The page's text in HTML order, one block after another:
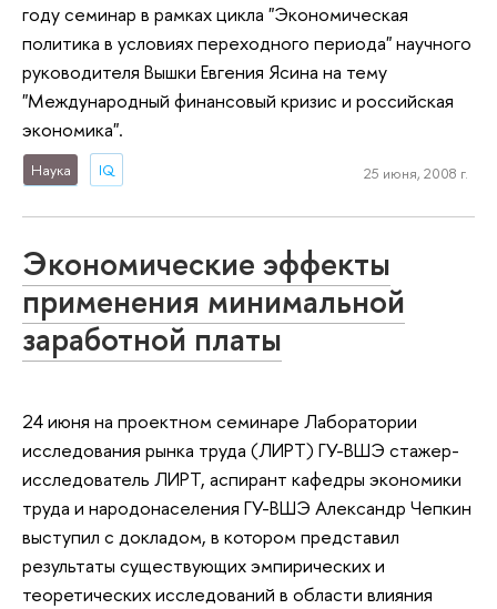
году семинар в рамках цикла "Экономическая
политика в условиях переходного периода" научного
руководителя Вышки Евгения Ясина на тему
"Международный финансовый кризис и российская
экономика".
Наука IQ 25 июня, 2008 г.
Экономические эффекты
применения минимальной
заработной платы
24 июня на проектном семинаре Лаборатории
исследования рынка труда (ЛИРТ) ГУ-ВШЭ стажер-
исследователь ЛИРТ, аспирант кафедры экономики
труда и народонаселения ГУ-ВШЭ Александр Чепкин
выступил с докладом, в котором представил
результаты существующих эмпирических и
теоретических исследований в области влияния